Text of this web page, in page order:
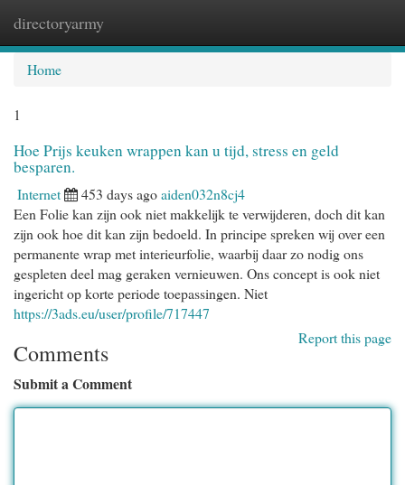
directoryarmy
Home
1
Hoe Prijs keuken wrappen kan u tijd, stress en geld
besparen.
Internet 453 days agoaiden032n8cj4
Een Folie kan zijn ook niet makkelijk te verwijderen, doch dit kan
zijn ook hoe dit kan zijn bedoeld. In principe spreken wij over een
permanente wrap met interieurfolie, waarbij daar zo nodig ons
gespleten deel mag geraken vernieuwen. Ons concept is ook niet
ingericht op korte periode toepassingen. Niet
https://3ads.eu/user/profile/717447
Report this page
Comments
Submit a Comment